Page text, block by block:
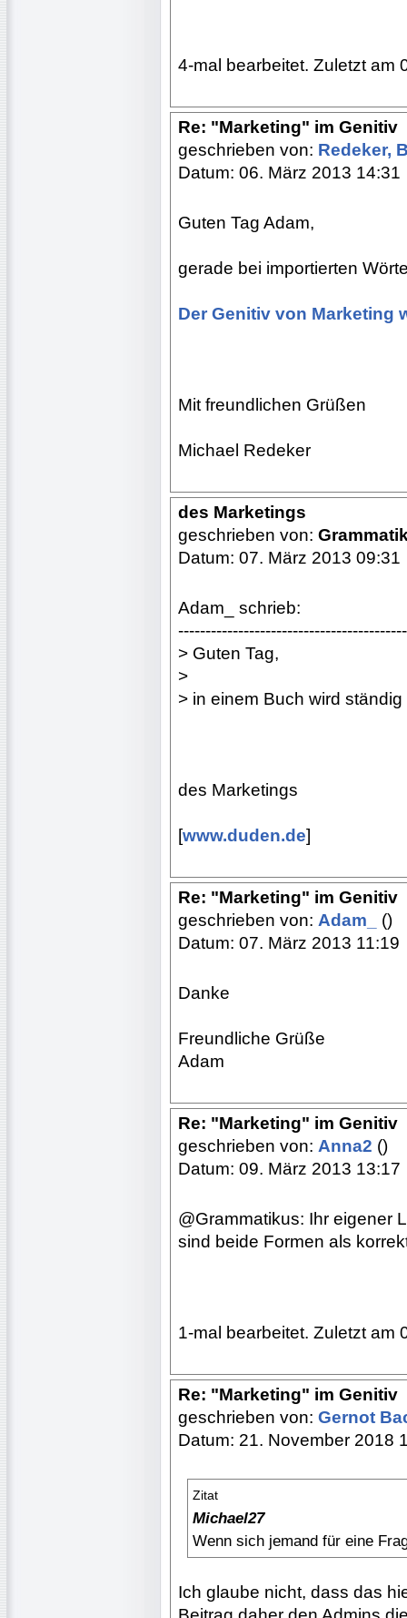
4-mal bearbeitet. Zuletzt am
Re: "Marketing" im Genitiv
geschrieben von: Redeker,
Datum: 06. März 2013 14:31
Guten Tag Adam,
gerade bei importierten
Der Genitiv von Marketing
Mit freundlichen Grüßen
Michael Redeker
des Marketings
geschrieben von:
Datum: 07. März 2013 09:31
Adam_ schrieb:
> Guten Tag,
>
> in einem Buch wird
des Marketings
[www.duden.de]
Re: "Marketing" im Genitiv
geschrieben von: Adam_ ()
Datum: 07. März 2013 11:19
Danke
Freundliche Grüße
Adam
Re: "Marketing" im Genitiv
geschrieben von: Anna2 ()
Datum: 09. März 2013 13:17
@Grammatikus: Ihr eigener
sind beide Formen als
1-mal bearbeitet. Zuletzt am
Re: "Marketing" im Genitiv
geschrieben von: Gernot
Datum: 21. November 2018
Zitat
Michael27
Wenn sich jemand für eine
Ich glaube nicht, dass das